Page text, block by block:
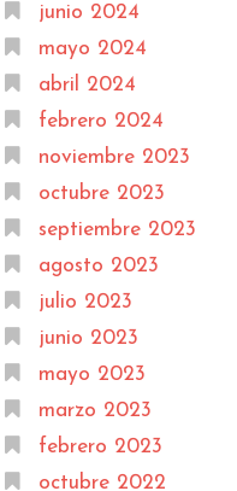
junio 2024
mayo 2024
abril 2024
febrero 2024
noviembre 2023
octubre 2023
septiembre 2023
agosto 2023
julio 2023
junio 2023
mayo 2023
marzo 2023
febrero 2023
octubre 2022